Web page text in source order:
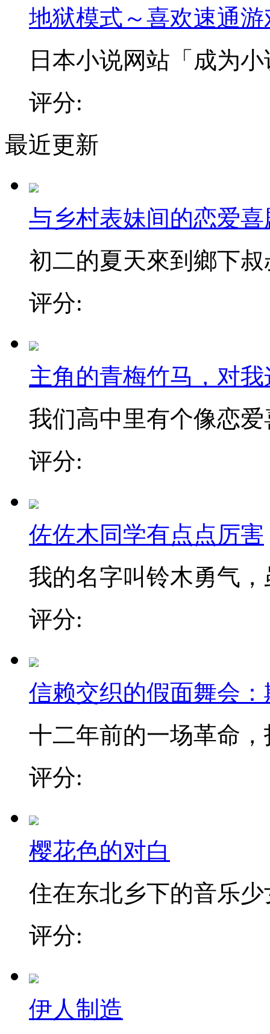
地狱模式～喜欢速通
日本小说网站「成为
评分:
最近更新
与乡村表妹间的恋爱喜
初二的夏天來到鄉下叔
评分:
主角的青梅竹马，对
我们高中里有个像恋爱
评分:
佐佐木同学有点点厉害
我的名字叫铃木勇气，
评分:
信赖交织的假面舞会
十二年前的一场革命，
评分:
樱花色的对白
住在东北乡下的音乐少
评分:
伊人制造